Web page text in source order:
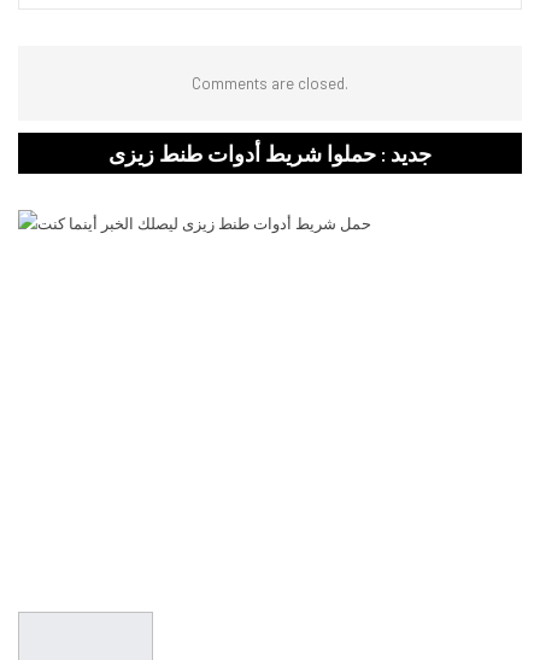
Comments are closed.
جديد : حملوا شريط أدوات طنط زيزى